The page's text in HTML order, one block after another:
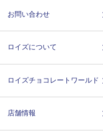
お問い合わせ
ロイズについて
ロイズチョコレートワールド
店舗情報